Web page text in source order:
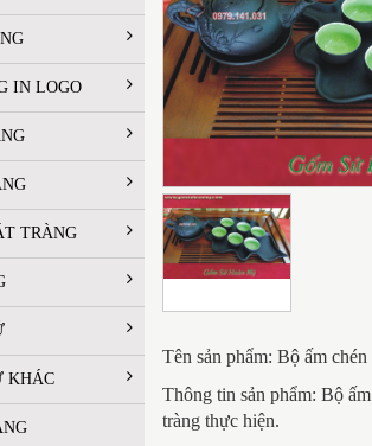
IN LOGO
TRÀNG
KHÁC
Tên sản phẩm: Bộ ấm
Thông tin sản phẩm: Bộ
tràng thực hiện.